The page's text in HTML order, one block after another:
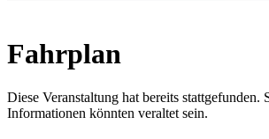
Fahrplan
Diese Veranstaltung hat bereits stattgefunden.
Informationen könnten veraltet sein.